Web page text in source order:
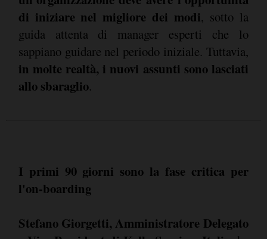
di iniziare nel migliore dei modi, sotto la
guida attenta di manager esperti che lo
sappiano guidare nel periodo iniziale. Tuttavia,
in molte realtà, i nuovi assunti sono lasciati
allo sbaraglio.
I primi 90 giorni sono la fase critica per
l'on-boarding
Stefano Giorgetti, Amministratore Delegato